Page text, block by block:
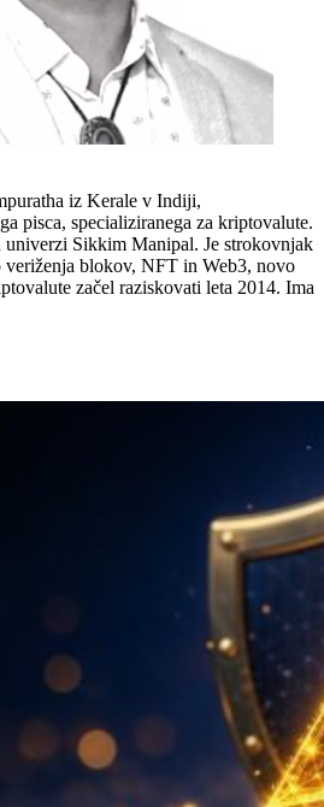
iz Kerale v Indiji,
pisca, specializiranega za kriptovalute.
univerzi Sikkim Manipal. Je strokovnjak
blokov, NFT in Web3, novo
začel raziskovati leta 2014. Ima